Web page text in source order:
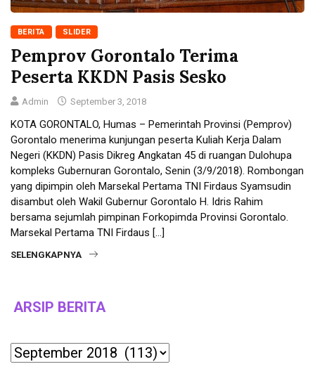
BERITA SLIDER
Pemprov Gorontalo Terima
Peserta KKDN Pasis Sesko
Admin September 3, 2018
KOTA GORONTALO, Humas – Pemerintah Provinsi (Pemprov)
Gorontalo menerima kunjungan peserta Kuliah Kerja Dalam
Negeri (KKDN) Pasis Dikreg Angkatan 45 di ruangan Dulohupa
kompleks Gubernuran Gorontalo, Senin (3/9/2018). Rombongan
yang dipimpin oleh Marsekal Pertama TNI Firdaus Syamsudin
disambut oleh Wakil Gubernur Gorontalo H. Idris Rahim
bersama sejumlah pimpinan Forkopimda Provinsi Gorontalo.
Marsekal Pertama TNI Firdaus […]
SELENGKAPNYA
ARSIP BERITA
Archives